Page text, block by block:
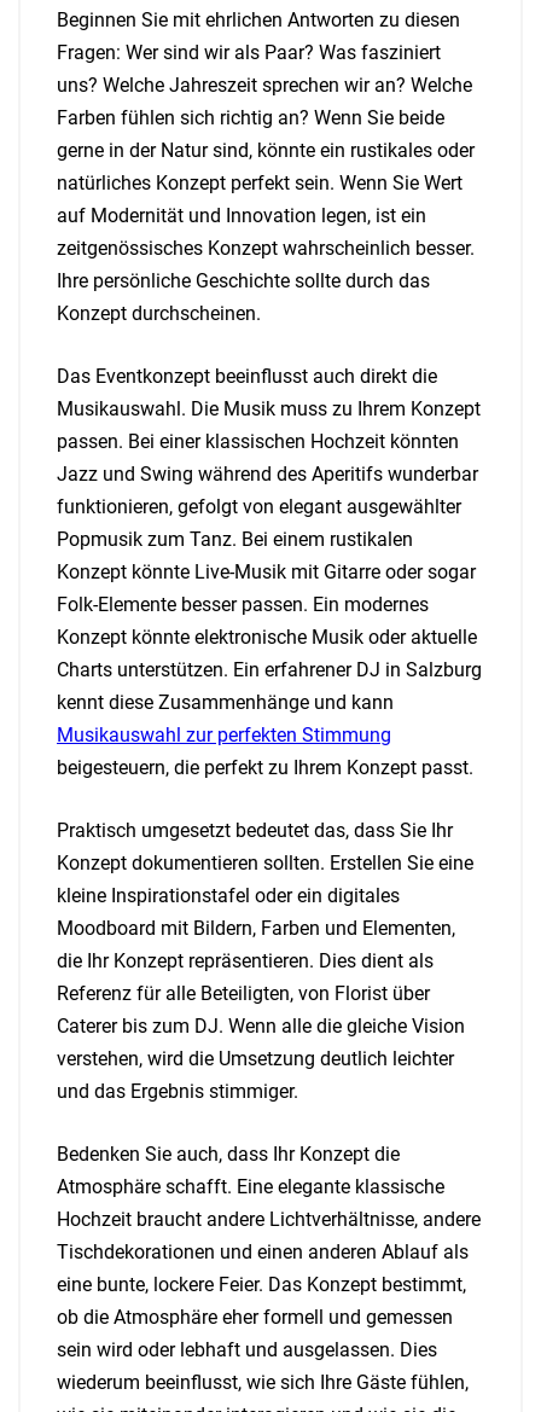
Beginnen Sie mit ehrlichen Antworten zu diesen
Fragen: Wer sind wir als Paar? Was fasziniert
uns? Welche Jahreszeit sprechen wir an? Welche
Farben fühlen sich richtig an? Wenn Sie beide
gerne in der Natur sind, könnte ein rustikales oder
natürliches Konzept perfekt sein. Wenn Sie Wert
auf Modernität und Innovation legen, ist ein
zeitgenössisches Konzept wahrscheinlich besser.
Ihre persönliche Geschichte sollte durch das
Konzept durchscheinen.
Das Eventkonzept beeinflusst auch direkt die
Musikauswahl. Die Musik muss zu Ihrem Konzept
passen. Bei einer klassischen Hochzeit könnten
Jazz und Swing während des Aperitifs wunderbar
funktionieren, gefolgt von elegant ausgewählter
Popmusik zum Tanz. Bei einem rustikalen
Konzept könnte Live-Musik mit Gitarre oder sogar
Folk-Elemente besser passen. Ein modernes
Konzept könnte elektronische Musik oder aktuelle
Charts unterstützen. Ein erfahrener DJ in Salzburg
kennt diese Zusammenhänge und kann
Musikauswahl zur perfekten Stimmung
beigesteuern, die perfekt zu Ihrem Konzept passt.
Praktisch umgesetzt bedeutet das, dass Sie Ihr
Konzept dokumentieren sollten. Erstellen Sie eine
kleine Inspirationstafel oder ein digitales
Moodboard mit Bildern, Farben und Elementen,
die Ihr Konzept repräsentieren. Dies dient als
Referenz für alle Beteiligten, von Florist über
Caterer bis zum DJ. Wenn alle die gleiche Vision
verstehen, wird die Umsetzung deutlich leichter
und das Ergebnis stimmiger.
Bedenken Sie auch, dass Ihr Konzept die
Atmosphäre schafft. Eine elegante klassische
Hochzeit braucht andere Lichtverhältnisse, andere
Tischdekorationen und einen anderen Ablauf als
eine bunte, lockere Feier. Das Konzept bestimmt,
ob die Atmosphäre eher formell und gemessen
sein wird oder lebhaft und ausgelassen. Dies
wiederum beeinflusst, wie sich Ihre Gäste fühlen,